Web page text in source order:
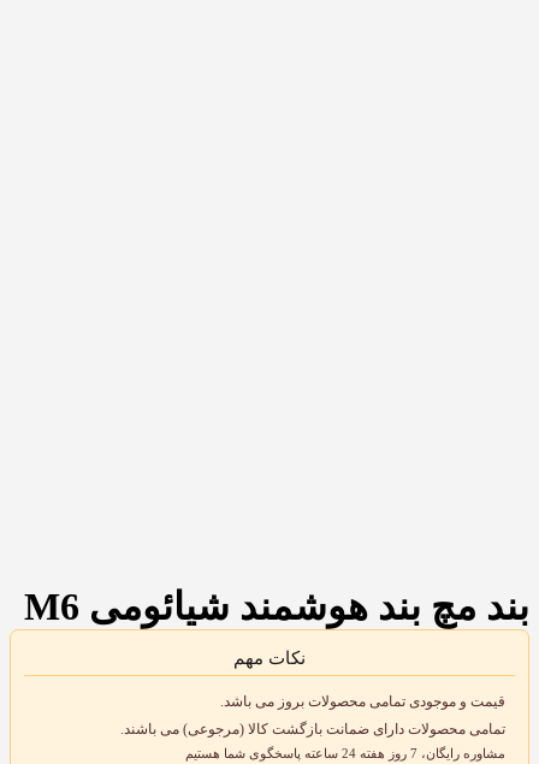
بند مچ بند هوشمند شیائومی M6
نکات مهم
قیمت و موجودی تمامی محصولات بروز می باشد.
تمامی محصولات دارای ضمانت بازگشت کالا (مرجوعی) می باشند.
مشاوره رایگان، 7 روز هفته 24 ساعته پاسخگوی شما هستیم